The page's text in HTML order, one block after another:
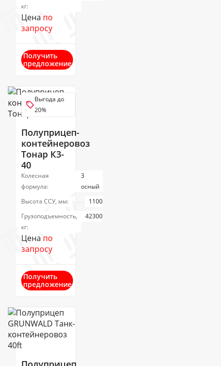
кг:
Цена по
запросу
Получить
предложение
Выгода до
20%
Полуприцеп-
контейнеровоз
Тонар К3-
40
Колесная
формула:
3
осный
Высота ССУ, мм:
1100
Грузоподъемность,
кг:
42300
Цена по
запросу
Получить
предложение